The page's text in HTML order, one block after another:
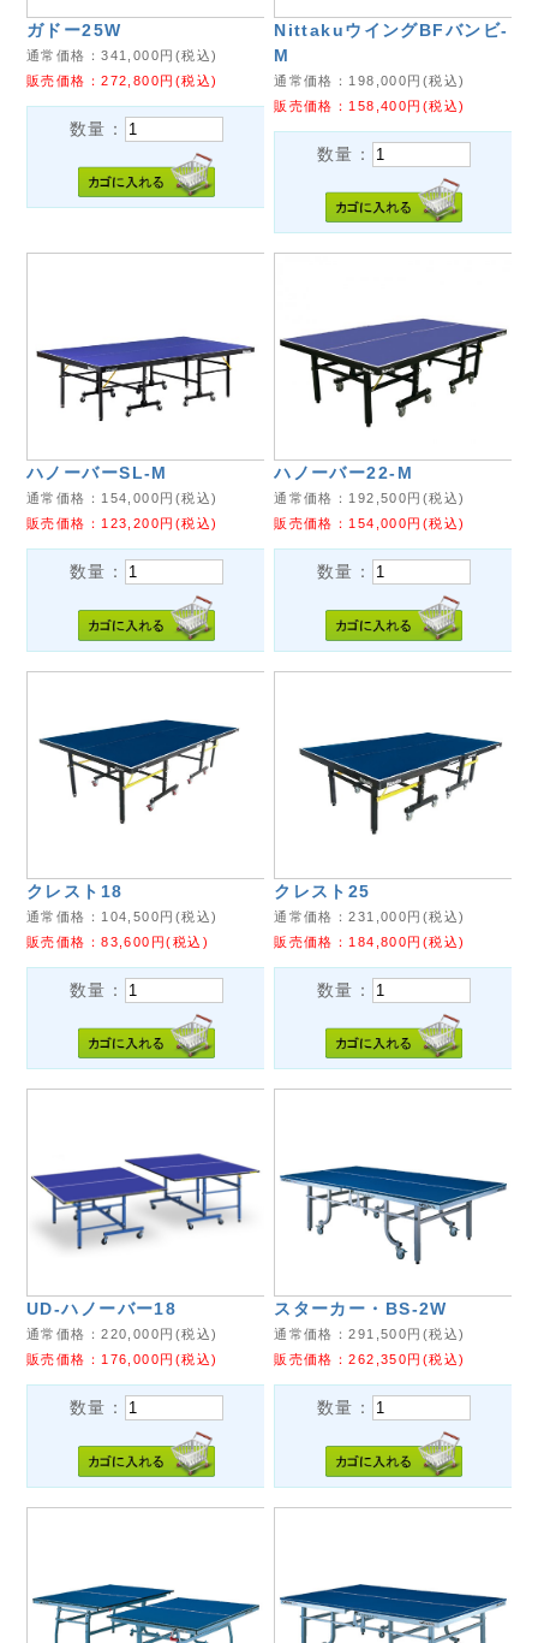
ガドー25W
通常価格：341,000円(税込)
販売価格：272,800円(税込)
数量：
NittakuウイングBFバンビ-
M
通常価格： 198,000円(税込)
販売価格： 158,400円(税込)
数量：
ハノーバーSL-M
通常価格： 154,000円(税込)
販売価格： 123,200円(税込)
数量：
ハノーバー22-M
通常価格： 192,500円(税込)
販売価格： 154,000円(税込)
数量：
クレスト18
通常価格： 104,500円(税込)
販売価格：83,600 円(税込)
数量：
クレスト25
通常価格：231,000円(税込)
販売価格： 184,800円(税込)
数量：
UD-ハノーバー18
通常価格：220,000円(税込)
販売価格： 176,000円(税込)
数量：
スターカー・BS-2W
通常価格：291,500円(税込)
販売価格：262,350円(税込)
数量：